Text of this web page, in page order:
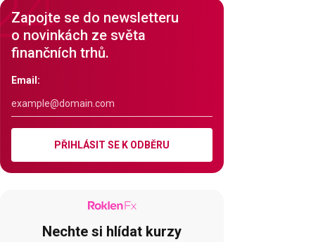
Zapojte se do newsletteru
o novinkách ze světa
finančních trhů.
Email:
PŘIHLÁSIT SE K ODBĚRU
Nechte si hlídat kurzy